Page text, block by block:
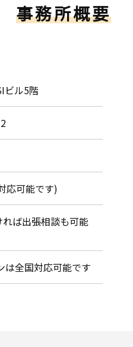
事務所概要
ビル5階
応可能です)
ば出張相談も可能
全国対応可能です